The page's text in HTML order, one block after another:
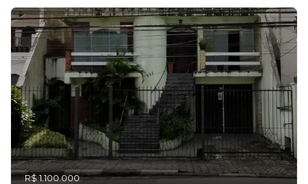
R$ 1.100.000